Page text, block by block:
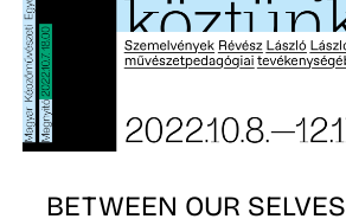
BETWEEN OUR SELVES